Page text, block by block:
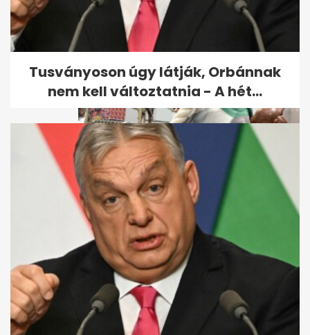
Olcsó import dinnye: akár 135
forintos akciók nyomják le a
piacot
Velencei biennálé: pisis
meztelen néni és
kölcsönbabák,...
Tusványoson úgy látják, Orbánnak
nem kell változtatnia - A hét...